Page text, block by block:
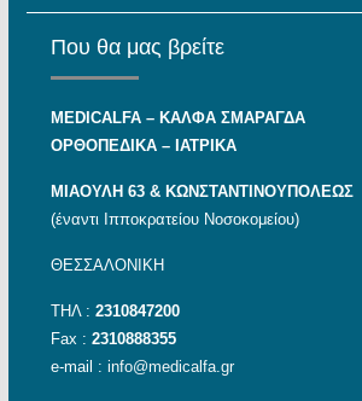
Που θα μας βρείτε
MEDICALFA – KAΛΦΑ ΣΜΑΡΑΓΔΑ
ΟΡΘΟΠΕΔΙΚΑ – ΙΑΤΡΙΚΑ
ΜΙΑΟΥΛΗ 63 & ΚΩΝΣΤΑΝΤΙΝΟΥΠΟΛΕΩΣ
(έναντι Ιπποκρατείου Νοσοκομείου)
ΘΕΣΣΑΛΟΝΙΚΗ
ΤΗΛ : 2310847200
Fax : 2310888355
e-mail : info@medicalfa.gr